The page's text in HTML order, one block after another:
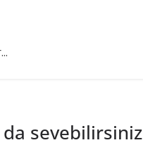
da sevebilirsiniz